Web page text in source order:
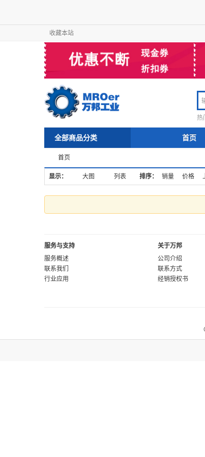
收藏本站
热
全部商品分类 首页
首页
显示： 大图 列表 排序： 销量 价格
服务与支持
服务概述
联系我们
行业应用
关于万邦
公司介绍
联系方式
经销授权书